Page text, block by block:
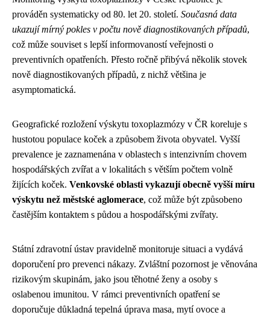
prováděn systematicky od 80. let 20. století. Současná data
ukazují mírný pokles v počtu nově diagnostikovaných případů,
což může souviset s lepší informovaností veřejnosti o
preventivních opatřeních. Přesto ročně přibývá několik stovek
nově diagnostikovaných případů, z nichž většina je
asymptomatická.
Geografické rozložení výskytu toxoplazmózy v ČR koreluje s
hustotou populace koček a způsobem života obyvatel. Vyšší
prevalence je zaznamenána v oblastech s intenzivním chovem
hospodářských zvířat a v lokalitách s větším počtem volně
žijících koček. Venkovské oblasti vykazují obecně vyšší míru
výskytu než městské aglomerace, což může být způsobeno
častějším kontaktem s půdou a hospodářskými zvířaty.
Státní zdravotní ústav pravidelně monitoruje situaci a vydává
doporučení pro prevenci nákazy. Zvláštní pozornost je věnována
rizikovým skupinám, jako jsou těhotné ženy a osoby s
oslabenou imunitou. V rámci preventivních opatření se
doporučuje důkladná tepelná úprava masa, mytí ovoce a